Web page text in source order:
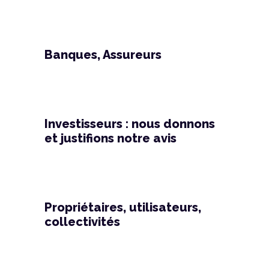
Banques, Assureurs
Investisseurs : nous donnons
et justifions notre avis
Propriétaires, utilisateurs,
collectivités